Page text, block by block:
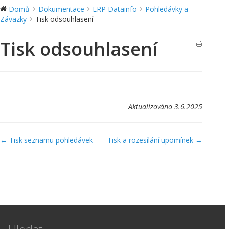
Domů
Dokumentace ERP Datainfo
Pohledávky a
Závazky
Tisk odsouhlasení
Tisk odsouhlasení
Aktualizováno 3.6.2025
Navigace
← Tisk seznamu pohledávek Tisk a rozesílání upomínek →